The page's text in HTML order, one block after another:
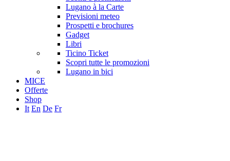
Lugano à la Carte
Previsioni meteo
Prospetti e brochures
Gadget
Libri
Ticino Ticket
Scopri tutte le promozioni
Lugano in bici
MICE
Offerte
Shop
It En De Fr